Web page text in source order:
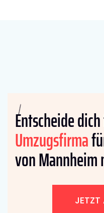
Entscheide
Umzugsfirma
von Mannheim
JETZT